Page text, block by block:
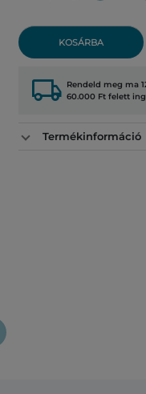
KOSÁRBA
local_shipping Rendeld meg ma
60.000 Ft felett
Termékinformáció